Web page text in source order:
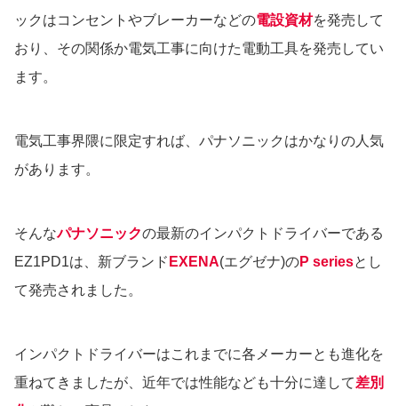
ックはコンセントやブレーカーなどの電設資材を発売して
おり、その関係か電気工事に向けた電動工具を発売してい
ます。
電気工事界隈に限定すれば、パナソニックはかなりの人気
があります。
そんなパナソニックの最新のインパクトドライバーである
EZ1PD1は、新ブランド EXENA(エグゼナ)のP seriesとし
て発売されました。
インパクトドライバーはこれまでに各メーカーとも進化を
重ねてきましたが、近年では性能なども十分に達して差別